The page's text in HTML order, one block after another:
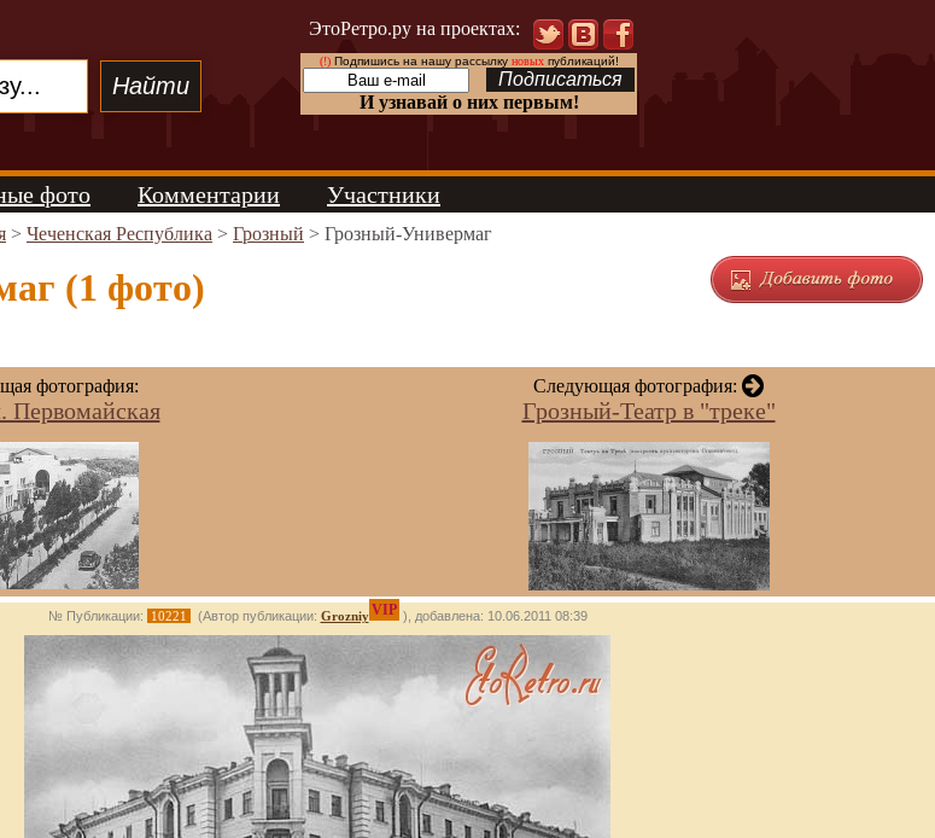
ЭтоРетро.ру на проектах:
(!)Подпишись на нашу рассылку новыхпубликаций!
И узнавай о них первым!
фото Комментарии Участники
> Чеченская Республика > Грозный > Грозный-Универмаг
(1 фото)
фотография:
Первомайская
Следующая фотография:
Грозный-Театр в "треке"
№ Публикации: 10221 (Автор публикации: Grozniy VIP ), добавлена: 10.06.2011 08:39